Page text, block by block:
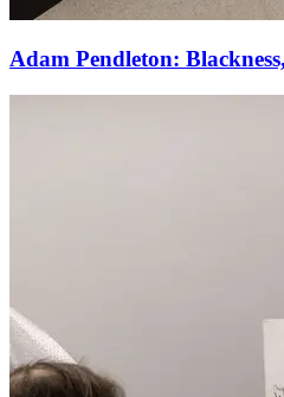
Adam Pendleton: